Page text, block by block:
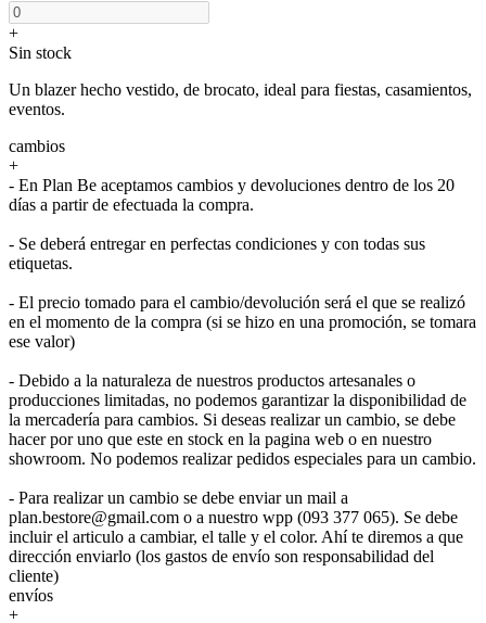
+
Sin stock
Un blazer hecho vestido, de brocato, ideal para fiestas, casamientos,
eventos.
cambios
+
- En Plan Be aceptamos cambios y devoluciones dentro de los 20
días a partir de efectuada la compra.
- Se deberá entregar en perfectas condiciones y con todas sus
etiquetas.
- El precio tomado para el cambio/devolución será el que se realizó
en el momento de la compra (si se hizo en una promoción, se tomara
ese valor)
- Debido a la naturaleza de nuestros productos artesanales o
producciones limitadas, no podemos garantizar la disponibilidad de
la mercadería para cambios. Si deseas realizar un cambio, se debe
hacer por uno que este en stock en la pagina web o en nuestro
showroom. No podemos realizar pedidos especiales para un cambio.
- Para realizar un cambio se debe enviar un mail a
plan.bestore@gmail.com o a nuestro wpp (093 377 065). Se debe
incluir el articulo a cambiar, el talle y el color. Ahí te diremos a que
dirección enviarlo (los gastos de envío son responsabilidad del
cliente)
envíos
+